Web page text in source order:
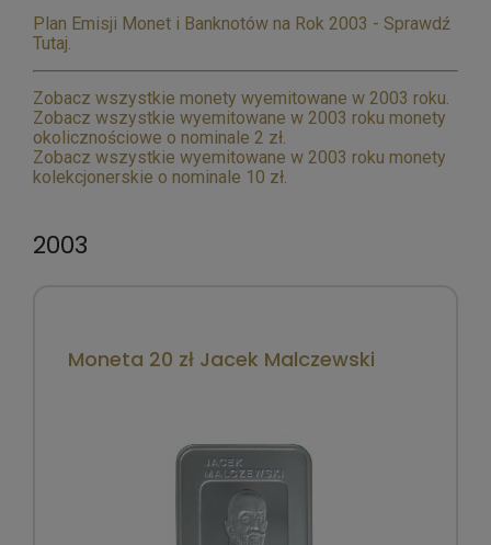
Plan Emisji Monet i Banknotów na Rok 2003 - Sprawdź
Tutaj.
Zobacz wszystkie monety wyemitowane w 2003 roku.
Zobacz wszystkie wyemitowane w 2003 roku monety
okolicznościowe o nominale 2 zł.
Zobacz wszystkie wyemitowane w 2003 roku monety
kolekcjonerskie o nominale 10 zł.
2003
Moneta 20 zł Jacek Malczewski